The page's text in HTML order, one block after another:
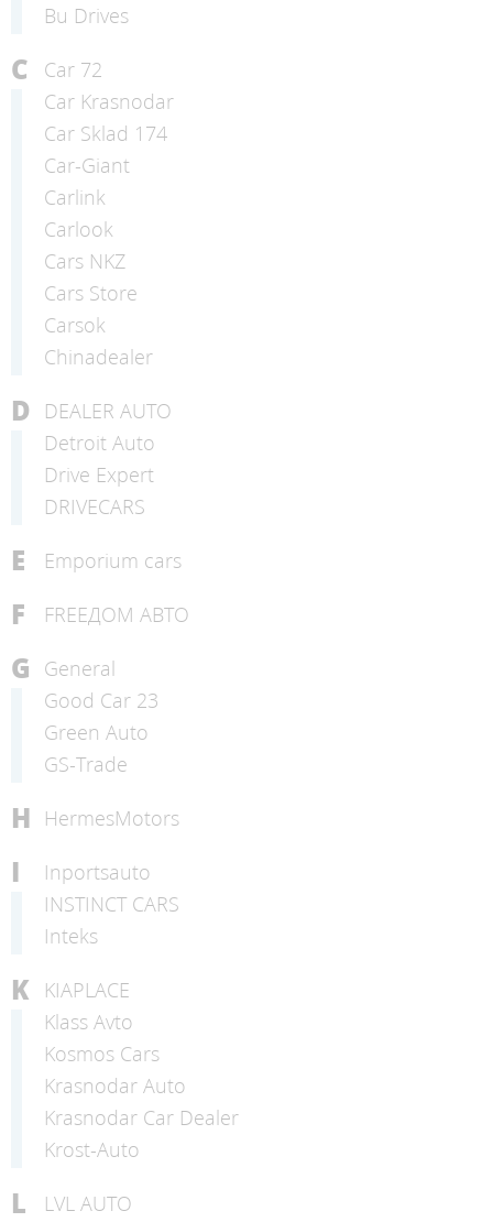
Bu Drives
C
Car 72
Car Krasnodar
Car Sklad 174
Car-Giant
Carlink
Carlook
Cars NKZ
Cars Store
Carsok
Chinadealer
D
DEALER AUTO
Detroit Auto
Drive Expert
DRIVECARS
E Emporium cars
F FREEДОМ АВТО
G
General
Good Car 23
Green Auto
GS-Trade
H HermesMotors
I
Inportsauto
INSTINCT CARS
Inteks
K
KIAPLACE
Klass Avto
Kosmos Cars
Krasnodar Auto
Krasnodar Car Dealer
Krost-Auto
L LVL AUTO